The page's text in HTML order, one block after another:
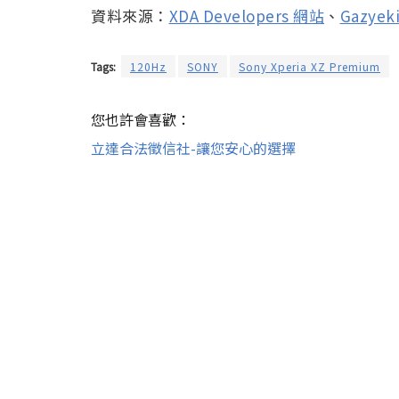
資料來源： XDA Developers 網站 、
Tags: 120Hz SONY Sony Xperia XZ Premium
您也許會喜歡：
立達合法徵信社-讓您安心的選擇